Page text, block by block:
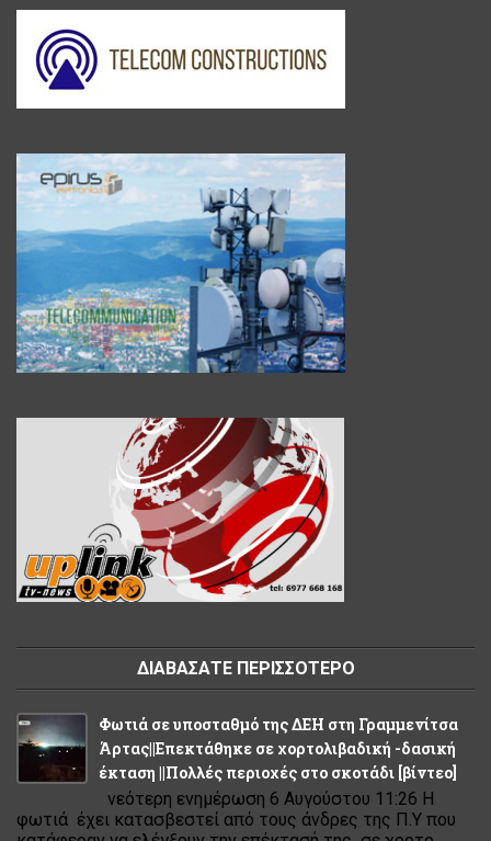
ΔΙΑΒΑΣΑΤΕ ΠΕΡΙΣΣΟΤΕΡΟ
Φωτιά σε υποσταθμό της ΔΕΗ στη Γραμμενίτσα
Άρτας||Επεκτάθηκε σε χορτολιβαδική -δασική
έκταση ||Πολλές περιοχές στο σκοτάδι [βίντεο]
νεότερη ενημέρωση 6 Αυγούστου 11:26 Η
φωτιά έχει κατασβεστεί από τους άνδρες της Π.Υ που